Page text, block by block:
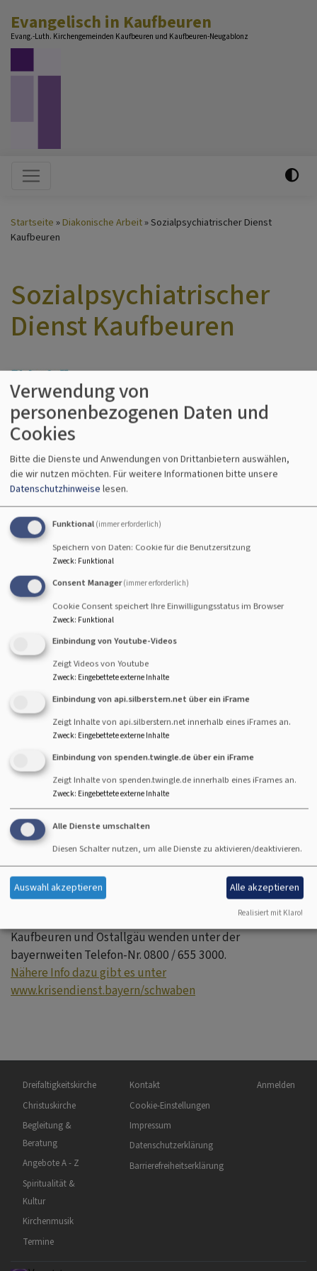
zum
Inhalt
Evangelisch in Kaufbeuren
Evang.-Luth. Kirchengemeinden Kaufbeuren und Kaufbeuren-Neugablonz
Hauptnavigation
Startseite Diakonische Arbeit
Sozialpsychiatrischer Dienst
Kaufbeuren
Sozialpsychiatrischer
Dienst Kaufbeuren
Gesundheit finden Sie im Zentrum von
Kaufbeuren in der Nähe vom Rathaus. Das Angebote
richten sich an Erwachsene aus Kaufbeuren und dem
Gruppenangeboten ist in der Regel eine telefonische
oder persönliche Anmeldung erforderlich.
Kernöffnungszeiten: Montag bis Freitag 8:30 bis 17 Uhr
und Abendtermine nach Vereinbarung. Angebote im
Überblick:
Hilfe und Beratung in Krisensituationen für
Betroffene / Angehörige / weitere Bezugspersonen
Einzel- / Paar- / Familienberatung
Langfristige psychosoziale Begleitung
Haus- und Klinikbesuch
Begleitung zu Ämtern / Einrichtungen / Ärzten
Kontakt- und therapeutisch orientierte
"Kaffeetafel" wöchentlich freitags 15-17 Uhr, ohne
Anmeldung
Freizeitgestaltung, Ausflüge, jahreszeitliche Feste
Telefonsprechzeiten: 08341 81050
Mo. bis Fr.: 8:30 bis 12:30 Uhr
Nähere Informationen finden Sie
Zusätzliche gibt es jetzt auch eine
professionelle Soforthilfe:Menschen
in einer akuten psychischen Krise, deren
Angehörige oder auch Fachstellen
können sich an den psychiatrischen Krisendienstes in
Kaufbeuren und Ostallgäu wenden unter der
bayernweiten Telefon-Nr. 0800 / 655 3000.
Nähere Info dazu gibt es unter
www.krisendienst.bayern/schwaben
Hauptnavigation
Dreifaltigkeitskirche
Christuskirche
Begleitung &
Beratung
Angebote A - Z
Spiritualität &
Kultur
Kirchenmusik
Termine
Fußbereichsmenü
Kontakt
Cookie-Einstellungen
Impressum
Datenschutzerklärung
Barrierefreiheitserklärung
Anmelden
Verwendung von
personenbezogenen Daten und
Cookies
Bitte die Dienste und Anwendungen von Drittanbietern auswählen,
die wir nutzen möchten. Für weitere Informationen bitte unsere
Datenschutzhinweise lesen.
Funktional (immer erforderlich)
Speichern von Daten: Cookie für die Benutzersitzung
Zweck: Funktional
Consent Manager (immer erforderlich)
Cookie Consent speichert Ihre Einwilligungsstatus im Browser
Zweck: Funktional
Einbindung von Youtube-Videos
Zeigt Videos von Youtube
Zweck: Eingebettete externe Inhalte
Einbindung von api.silberstern.net über ein iFrame
Zeigt Inhalte von api.silberstern.net innerhalb eines iFrames an.
Zweck: Eingebettete externe Inhalte
Einbindung von spenden.twingle.de über ein iFrame
Zeigt Inhalte von spenden.twingle.de innerhalb eines iFrames an.
Zweck: Eingebettete externe Inhalte
Alle Dienste umschalten
Diesen Schalter nutzen, um alle Dienste zu aktivieren/deaktivieren.
Auswahl akzeptieren Alle akzeptieren
Realisiert mit Klaro!